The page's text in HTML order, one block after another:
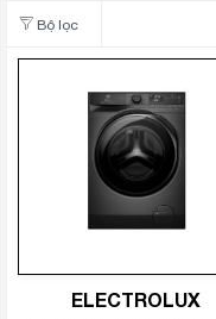
Bộ lọc
ELECTROLUX